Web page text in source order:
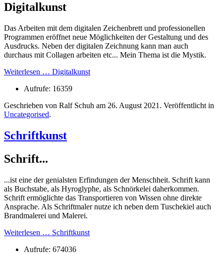
Digitalkunst
Das Arbeiten mit dem digitalen Zeichenbrett und professionellen
Programmen eröffnet neue Möglichkeiten der Gestaltung und des
Ausdrucks. Neben der digitalen Zeichnung kann man auch
durchaus mit Collagen arbeiten etc... Mein Thema ist die Mystik.
Weiterlesen … Digitalkunst
Aufrufe: 16359
Geschrieben von Ralf Schuh am 26. August 2021 . Veröffentlicht in
Uncategorised.
Schriftkunst
Schrift...
...ist eine der genialsten Erfindungen der Menschheit. Schrift kann
als Buchstabe, als Hyroglyphe, als Schnörkelei daherkommen.
Schrift ermöglichte das Transportieren von Wissen ohne direkte
Ansprache. Als Schriftmaler nutze ich neben dem Tuschekiel auch
Brandmalerei und Malerei.
Weiterlesen … Schriftkunst
Aufrufe: 674036